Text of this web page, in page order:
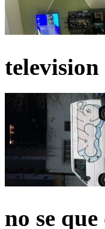
television
no se